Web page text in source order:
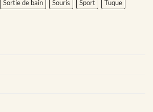
Sortie de bain Souris Sport
Tuque